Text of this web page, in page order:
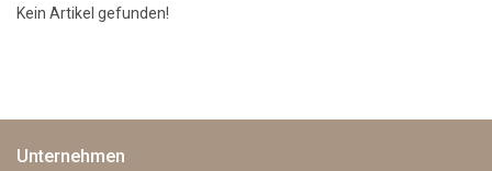
Kein Artikel gefunden!
Unternehmen